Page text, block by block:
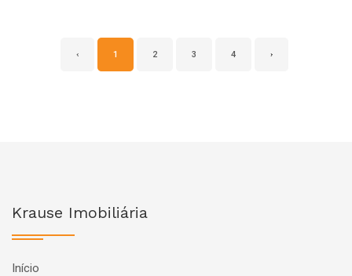
‹ 1 2 3 4 ›
Krause Imobiliária
Início